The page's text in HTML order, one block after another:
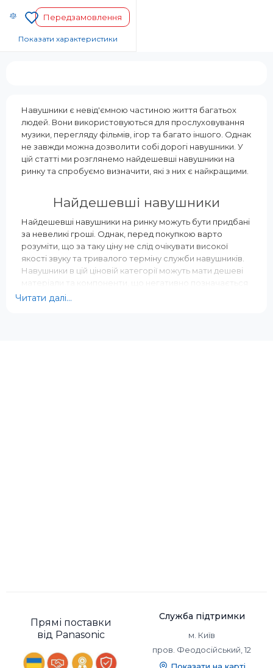
Передзамовлення
Мікрофон:
Вага, г:
Тип підключення:
Показати характеристики
Навушники є невід'ємною частиною життя багатьох
людей. Вони використовуються для прослуховування
музики, перегляду фільмів, ігор та багато іншого. Однак
не завжди можна дозволити собі дорогі навушники. У
цій статті ми розглянемо найдешевші навушники на
ринку та спробуємо визначити, які з них є найкращими.
Найдешевші навушники
Найдешевші навушники на ринку можуть бути придбані
за невеликі гроші. Однак, перед покупкою варто
розуміти, що за таку ціну не слід очікувати високої
якості звуку та тривалого терміну служби навушників.
Навушники в цій ціновій категорії можуть мати дешеві
на якості звуку та надійності навушників.
Читати далі...
Прямі поставки
від Panasonic
Служба підтримки
м. Київ
пров. Феодосійський, 12